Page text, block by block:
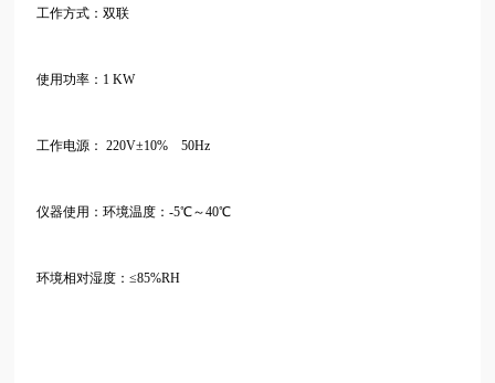
工作方式：双联
使用功率： 1 KW
工作电源： 220V±10% 50Hz
仪器使用：环境温度：-5℃～40℃
环境相对湿度：≤85%RH